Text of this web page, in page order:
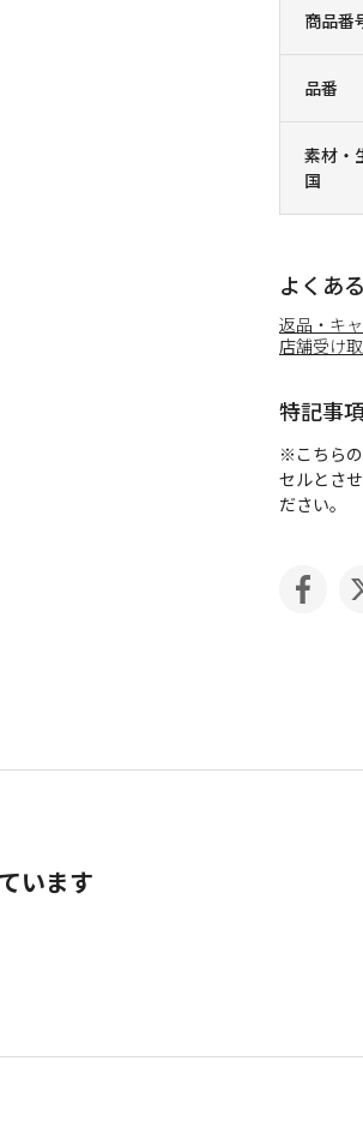
商品番
品番
素材・
国
よくあ
返品・キ
店舗受け
特記事
※こちら
セルとさ
ださい。
います